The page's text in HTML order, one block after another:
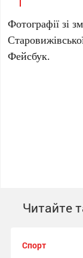
Фотографії зі
Фейсбук.
Читайте
Спорт